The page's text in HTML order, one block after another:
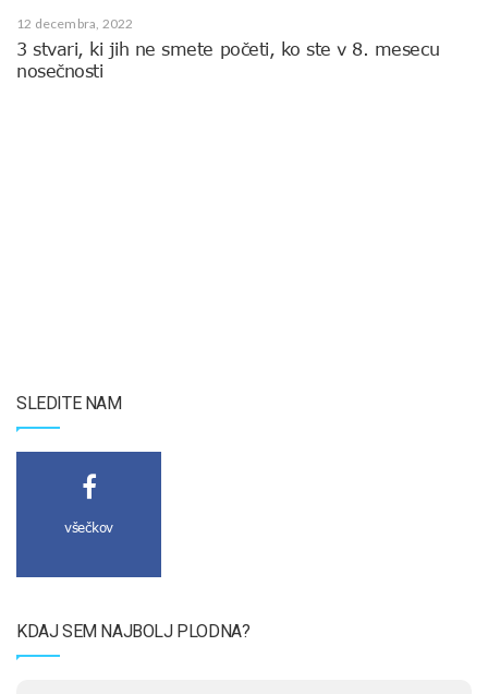
12 decembra, 2022
3 stvari, ki jih ne smete početi, ko ste v 8. mesecu
nosečnosti
SLEDITE NAM
všečkov
KDAJ SEM NAJBOLJ PLODNA?